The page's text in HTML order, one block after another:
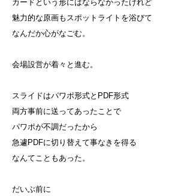
カードという形にはならなかったけれど
魅力的な原画もスポットライトを浴びて
なんだか心がなごむ。
会場設営が着々と進む。
スライドはパワポ形式とPDF形式
両方事前に送ってあったことで
パワポが不調だったから
急遽PDFに切り替えて事なきを得る
なんてこともあった。
だいぶ前に